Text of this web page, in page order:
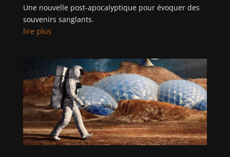
Une nouvelle post-apocalyptique pour évoquer des
souvenirs sanglants.
lire plus